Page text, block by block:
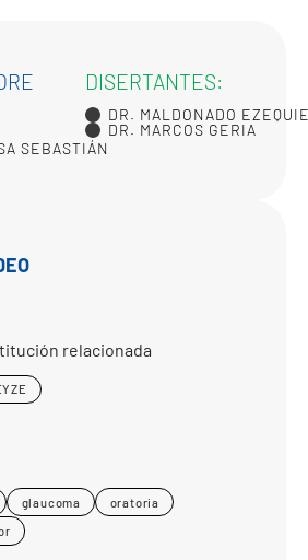
SEBASTIÁN
DISERTANTES:
DR. MALDONADO
DR. MARCOS GERIA
relacionada
glaucoma oratoria